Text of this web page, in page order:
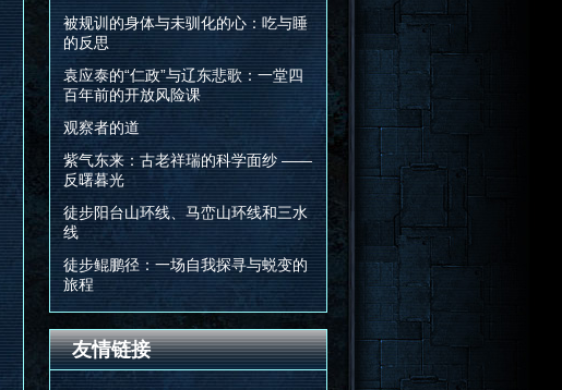
被规训的身体与未驯化的心：吃与睡
的反思
袁应泰的“仁政”与辽东悲歌：一堂四
百年前的开放风险课
观察者的道
紫气东来：古老祥瑞的科学面纱 ——
反曙暮光
徒步阳台山环线、马峦山环线和三水
线
徒步鲲鹏径：一场自我探寻与蜕变的
旅程
友情链接